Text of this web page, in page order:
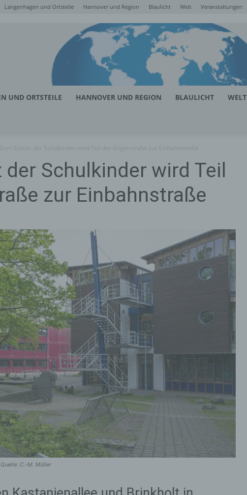
Langenhagen und Ortsteile Hannover und Region Blaulicht Welt Veranstaltungen
UND ORTSTEILE HANNOVER UND REGION BLAULICHT WELT
Schulkinder wird Teil
zur Einbahnstraße
C.-M. Müller